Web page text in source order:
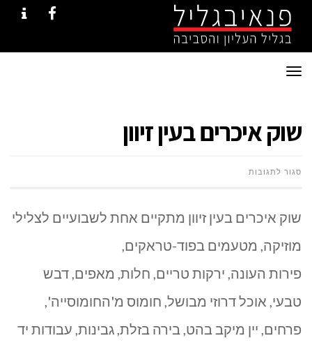
תפריט
שוק איכרים בעין זיוון
סגור לתגובותעל
זיוון
שוק איכרים בעין זיוון מתקיים אחת לשבועיים לצלילי
מוזיקה, מטעמים בפוד-טראקים,
פירות העונה, ירקות טריים, חלות, מאפים, דבש
טבעי, אוכל דרוזי מבושל, חומוס מ'החומוסייה',
פרחים, יין מיקב בהט, בירה בזלת, גבינות, עבודות יד